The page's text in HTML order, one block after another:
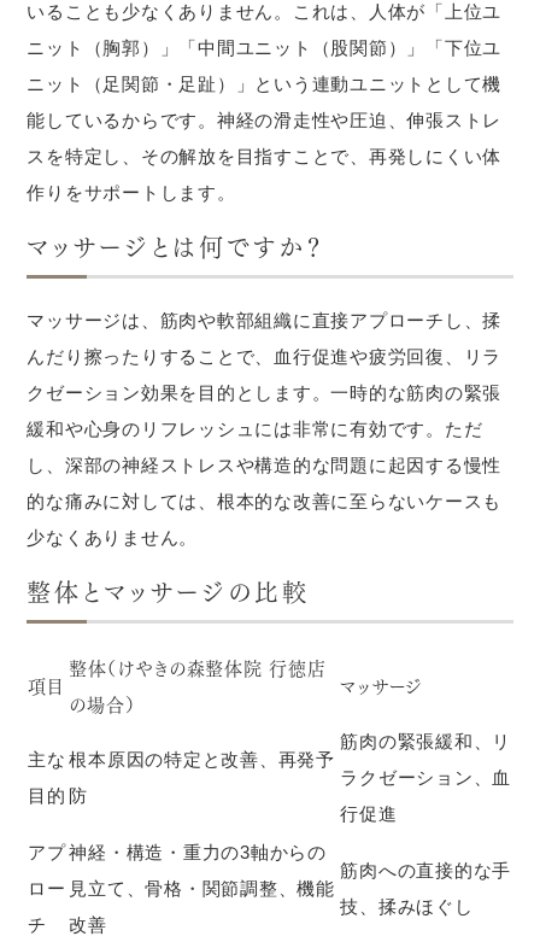
いることも少なくありません。これは、人体が「上位ユ
ニット（胸郭）」「中間ユニット（股関節）」「下位ユ
ニット（足関節・足趾）」という連動ユニットとして機
能しているからです。神経の滑走性や圧迫、伸張ストレ
スを特定し、その解放を目指すことで、再発しにくい体
作りをサポートします。
マッサージとは何ですか？
マッサージは、筋肉や軟部組織に直接アプローチし、揉
んだり擦ったりすることで、血行促進や疲労回復、リラ
クゼーション効果を目的とします。一時的な筋肉の緊張
緩和や心身のリフレッシュには非常に有効です。ただ
し、深部の神経ストレスや構造的な問題に起因する慢性
的な痛みに対しては、根本的な改善に至らないケースも
少なくありません。
整体とマッサージの比較
項目
整体（けやきの森整体院 行徳店
の場合）
マッサージ
主な
目的
根本原因の特定と改善、再発予
防
筋肉の緊張緩和、リ
ラクゼーション、血
行促進
アプ
ロー
チ
神経・構造・重力の3軸からの
見立て、骨格・関節調整、機能
改善
筋肉への直接的な手
技、揉みほぐし